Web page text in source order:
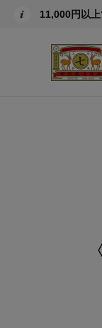
11,000円以